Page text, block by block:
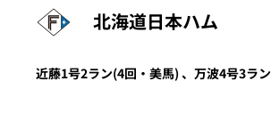
北海道日本ハム
近藤1号2ラン(4回・ 美馬) 、 万波4号3ラン